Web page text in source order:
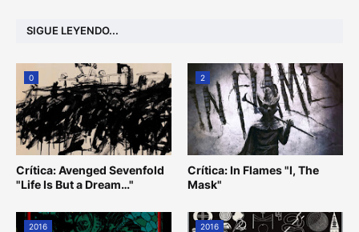
SIGUE LEYENDO...
0
Crítica: Avenged Sevenfold
"Life Is But a Dream…"
2
Crítica: In Flames "I, The
Mask"
2016 2016